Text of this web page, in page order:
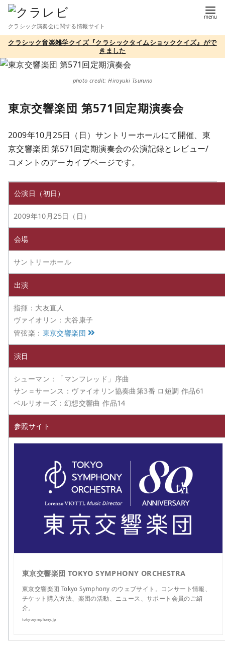
テ
ツ
クラシック演奏会に関する情報サイト
クラシック音楽雑学クイズ『クラシックタイムショッククイズ』がで
きました
photo credit: Hiroyuki Tsuruno
東京交響楽団 第571回定期演奏会
2009年10月25日（日）サントリーホールにて開催、東
京交響楽団 第571回定期演奏会の公演記録とレビュー/
コメントのアーカイブページです。
公演日（初日）
2009年10月25日（日）
会場
サントリーホール
出演
指揮：大友直人
ヴァイオリン：大谷康子
管弦楽： 東京交響楽団
演目
シューマン：「マンフレッド」序曲
サン＝サーンス：ヴァイオリン協奏曲第3番 ロ短調 作品61
ベルリオーズ：幻想交響曲 作品14
参照サイト
東京交響楽団 TOKYO SYMPHONY ORCHESTRA
東京交響楽団 Tokyo Symphony のウェブサイト。コンサート情報、
チケット購入方法、楽団の活動、ニュース、サポート会員のご紹
介。
tokyosymphony.jp